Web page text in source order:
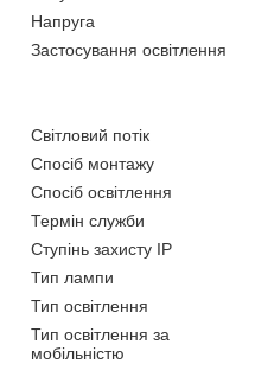
Напруга
Застосування освітлення
Світловий потік
Спосіб монтажу
Спосіб освітлення
Термін служби
Ступінь захисту IP
Тип лампи
Тип освітлення
Тип освітлення за
мобільністю